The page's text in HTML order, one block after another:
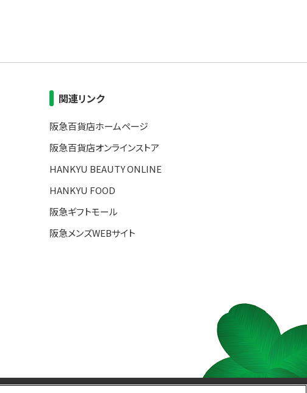
関連リンク
阪急百貨店ホームページ
阪急百貨店オンラインストア
HANKYU BEAUTY ONLINE
HANKYU FOOD
阪急ギフトモール
阪急メンズWEBサイト